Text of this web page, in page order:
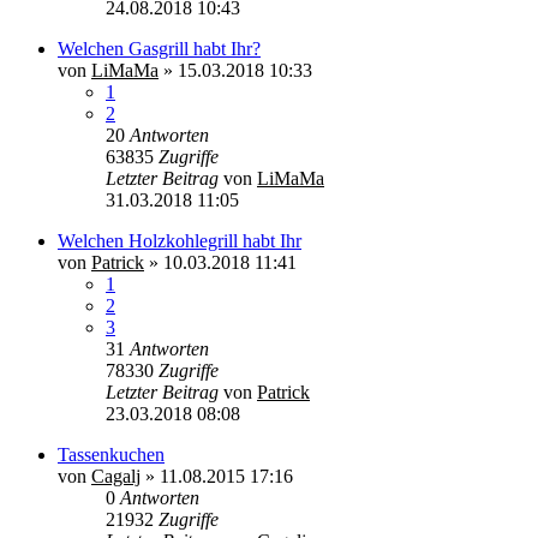
24.08.2018 10:43
Welchen Gasgrill habt Ihr?
von LiMaMa » 15.03.2018 10:33
1
2
20 Antworten
63835 Zugriffe
Letzter Beitrag von LiMaMa
31.03.2018 11:05
Welchen Holzkohlegrill habt Ihr
von Patrick » 10.03.2018 11:41
1
2
3
31 Antworten
78330 Zugriffe
Letzter Beitrag von Patrick
23.03.2018 08:08
Tassenkuchen
von Cagalj » 11.08.2015 17:16
0 Antworten
21932 Zugriffe